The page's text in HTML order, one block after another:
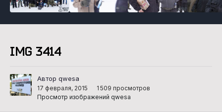
IMG 3414
Автор qwesa
17 февраля, 2015
1 509 просмотров
Просмотр изображений qwesa